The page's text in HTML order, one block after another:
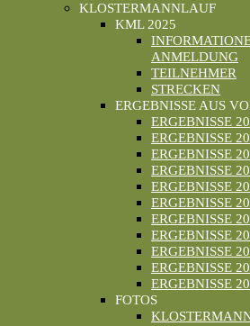
KLOSTERMANNLAUF
KML 2025
ANMELDUNG
TEILNEHMER
STRECKEN
ERGEBNISSE AUS
ERGEBNISSE
ERGEBNISSE
ERGEBNISSE
ERGEBNISSE
ERGEBNISSE
ERGEBNISSE
ERGEBNISSE
ERGEBNISSE
ERGEBNISSE
ERGEBNISSE
ERGEBNISSE
FOTOS